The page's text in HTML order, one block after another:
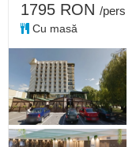
1795 RON /pers
Cu masă